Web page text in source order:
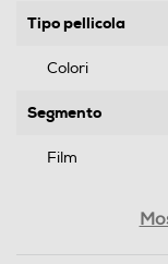
Tipo pellicola
Colori
Segmento
Film